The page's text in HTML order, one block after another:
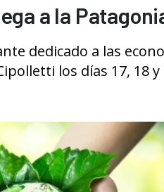
a la
dedicado a las
los días 17, 18